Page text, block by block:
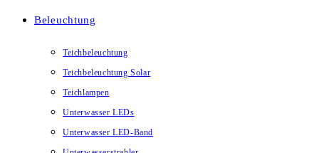
Beleuchtung
Teichbeleuchtung
Teichbeleuchtung Solar
Teichlampen
Unterwasser LEDs
Unterwasser LED-Band